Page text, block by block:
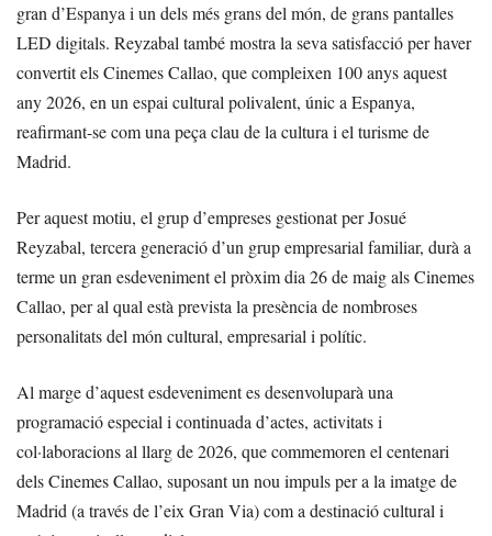
gran d’Espanya i un dels més grans del món, de grans pantalles
LED digitals. Reyzabal també mostra la seva satisfacció per haver
convertit els Cinemes Callao, que compleixen 100 anys aquest
any 2026, en un espai cultural polivalent, únic a Espanya,
reafirmant-se com una peça clau de la cultura i el turisme de
Madrid.
Per aquest motiu, el grup d’empreses gestionat per Josué
Reyzabal, tercera generació d’un grup empresarial familiar, durà a
terme un gran esdeveniment el pròxim dia 26 de maig als Cinemes
Callao, per al qual està prevista la presència de nombroses
personalitats del món cultural, empresarial i polític.
Al marge d’aquest esdeveniment es desenvoluparà una
programació especial i continuada d’actes, activitats i
col·laboracions al llarg de 2026, que commemoren el centenari
dels Cinemes Callao, suposant un nou impuls per a la imatge de
Madrid (a través de l’eix Gran Via) com a destinació cultural i